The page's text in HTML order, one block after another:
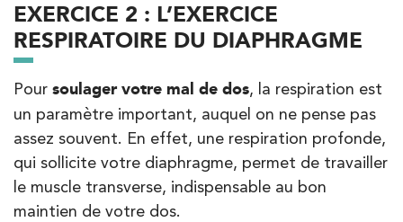
EXERCICE 2 : L’EXERCICE
RESPIRATOIRE DU DIAPHRAGME
Pour soulager votre mal de dos, la respiration est
un paramètre important, auquel on ne pense pas
assez souvent. En effet, une respiration profonde,
qui sollicite votre diaphragme, permet de travailler
le muscle transverse, indispensable au bon
maintien de votre dos.
PRENDRE RDV
IK Bois Colombes – 92
1 Rue Mertens 92600 Bois-Colombes
Kinésithérapie